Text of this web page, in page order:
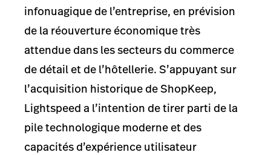
infonuagique de l’entreprise, en prévision
de la réouverture économique très
attendue dans les secteurs du commerce
de détail et de l’hôtellerie. S’appuyant sur
l’acquisition historique de ShopKeep,
Lightspeed a l’intention de tirer parti de la
pile technologique moderne et des
capacités d’expérience utilisateur